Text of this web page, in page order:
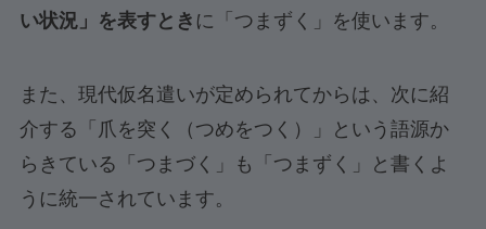
い状況」 を表すとき に「つまずく」を使います。
また、現代仮名遣いが定められてからは、次に紹
介する「爪を突く（つめをつく）」という語源か
らきている「つまづく」も「つまずく」と書くよ
うに統一されています。